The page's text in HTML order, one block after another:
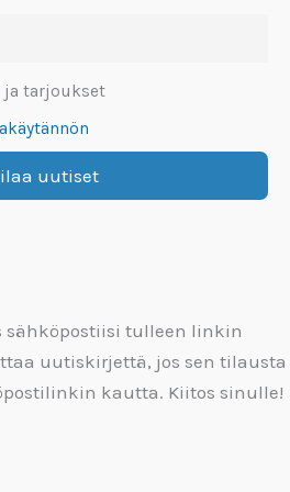
tarjoukset
tulleen linkin
uutiskirjettä, jos sen tilausta
kautta. Kiitos sinulle!